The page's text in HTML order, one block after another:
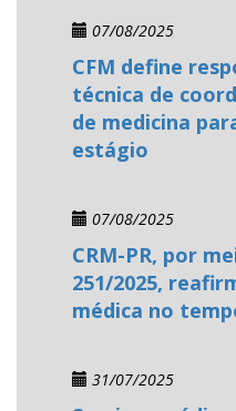
07/08/2025
CFM define
técnica de
de medicina
estágio
07/08/2025
CRM-PR, por
251/2025,
médica no
31/07/2025